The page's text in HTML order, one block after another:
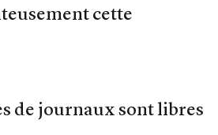
cette
de journaux sont libres